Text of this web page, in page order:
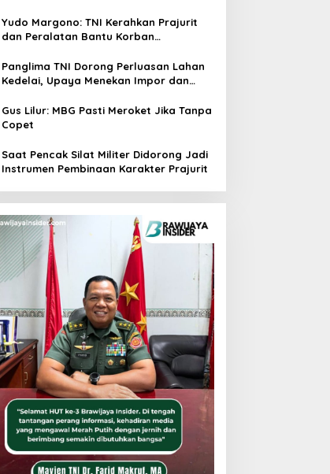
Yudo Margono: TNI Kerahkan Prajurit
dan Peralatan Bantu Korban
Panglima TNI Dorong Perluasan Lahan
Kedelai, Upaya Menekan Impor dan
Gus Lilur: MBG Pasti Meroket Jika Tanpa
Copet
Saat Pencak Silat Militer Didorong Jadi
Instrumen Pembinaan Karakter Prajurit